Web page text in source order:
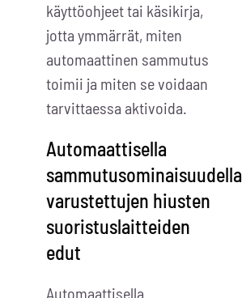
käyttöohjeet tai käsikirja,
jotta ymmärrät, miten
automaattinen sammutus
toimii ja miten se voidaan
tarvittaessa aktivoida.
Automaattisella
sammutusominaisuudella
varustettujen hiusten
suoristuslaitteiden
edut
Automaattisella